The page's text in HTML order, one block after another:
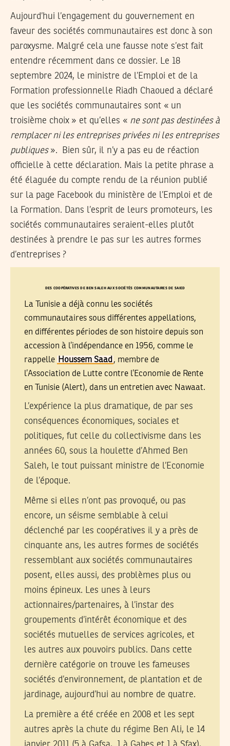
Aujourd’hui l’engagement du gouvernement en
faveur des sociétés communautaires est donc à son
paroxysme. Malgré cela une fausse note s’est fait
entendre récemment dans ce dossier. Le 18
septembre 2024, le ministre de l’Emploi et de la
Formation professionnelle Riadh Chaoued a déclaré
que les sociétés communautaires sont « un
troisième choix » et qu’elles « ne sont pas destinées à
remplacer ni les entreprises privées ni les entreprises
publiques». Bien sûr, il n’y a pas eu de réaction
officielle à cette déclaration. Mais la petite phrase a
été élaguée du compte rendu de la réunion publié
sur la page Facebook du ministère de l’Emploi et de
la Formation. Dans l’esprit de leurs promoteurs, les
sociétés communautaires seraient-elles plutôt
destinées à prendre le pas sur les autres formes
d’entreprises ?
DES COOPÉRATIVES DE BEN SALEH AUX SOCIÉTÉS COMMUNAUTAIRES DE SAIED
La Tunisie a déjà connu les sociétés
communautaires sous différentes appellations,
en différentes périodes de son histoire depuis son
accession à l’indépendance en 1956, comme le
rappelle Houssem Saad , membre de
l’Association de Lutte contre l’Economie de Rente
en Tunisie (Alert), dans un entretien avec Nawaat.
L’expérience la plus dramatique, de par ses
conséquences économiques, sociales et
politiques, fut celle du collectivisme dans les
années 60, sous la houlette d’Ahmed Ben
Saleh, le tout puissant ministre de l’Economie
de l’époque.
Même si elles n’ont pas provoqué, ou pas
encore, un séisme semblable à celui
déclenché par les coopératives il y a près de
cinquante ans, les autres formes de sociétés
ressemblant aux sociétés communautaires
posent, elles aussi, des problèmes plus ou
moins épineux. Les unes à leurs
actionnaires/partenaires, à l’instar des
groupements d’intérêt économique et des
sociétés mutuelles de services agricoles, et
les autres aux pouvoirs publics. Dans cette
dernière catégorie on trouve les fameuses
sociétés d’environnement, de plantation et de
jardinage, aujourd’hui au nombre de quatre.
La première a été créée en 2008 et les sept
autres après la chute du régime Ben Ali, le 14